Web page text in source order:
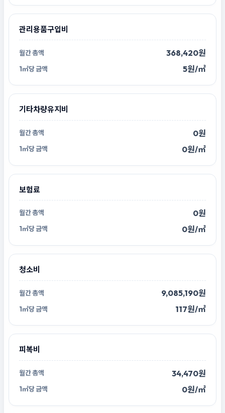
관리용품구입비
368,420원
5원/㎡
기타차량유지비
0원
0원/㎡
보험료
0원
0원/㎡
청소비
9,085,190원
117원/㎡
피복비
34,470원
0원/㎡